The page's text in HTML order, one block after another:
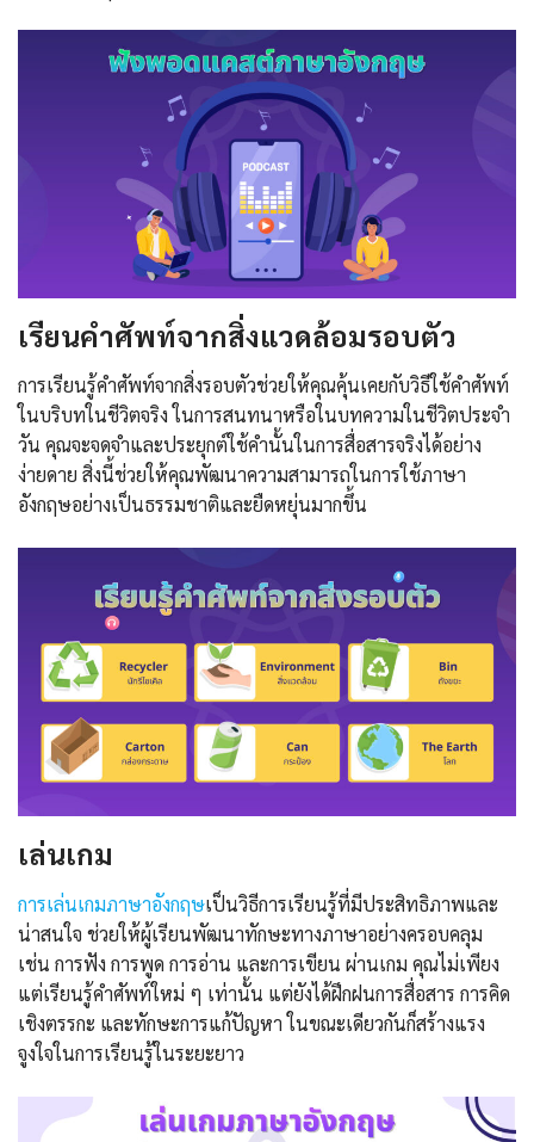
เรียนคำศัพท์จากสิ่งแวดล้อมรอบตัว
การเรียนรู้คำศัพท์จากสิ่งรอบตัวช่วยให้คุณคุ้นเคยกับวิธีใช้คำศัพท์
ในบริบทในชีวิตจริง ในการสนทนาหรือในบทความในชีวิตประจำ
วัน คุณจะจดจำและประยุกต์ใช้คำนั้นในการสื่อสารจริงได้อย่าง
ง่ายดาย สิ่งนี้ช่วยให้คุณพัฒนาความสามารถในการใช้ภาษา
อังกฤษอย่างเป็นธรรมชาติและยืดหยุ่นมากขึ้น
เล่นเกม
การเล่นเกมภาษาอังกฤษเป็นวิธีการเรียนรู้ที่มีประสิทธิภาพและ
น่าสนใจ ช่วยให้ผู้เรียนพัฒนาทักษะทางภาษาอย่างครอบคลุม
เช่น การฟัง การพูด การอ่าน และการเขียน ผ่านเกม คุณไม่เพียง
แต่เรียนรู้คำศัพท์ใหม่ ๆ เท่านั้น แต่ยังได้ฝึกฝนการสื่อสาร การคิด
เชิงตรรกะ และทักษะการแก้ปัญหา ในขณะเดียวกันก็สร้างแรง
จูงใจในการเรียนรู้ในระยะยาว